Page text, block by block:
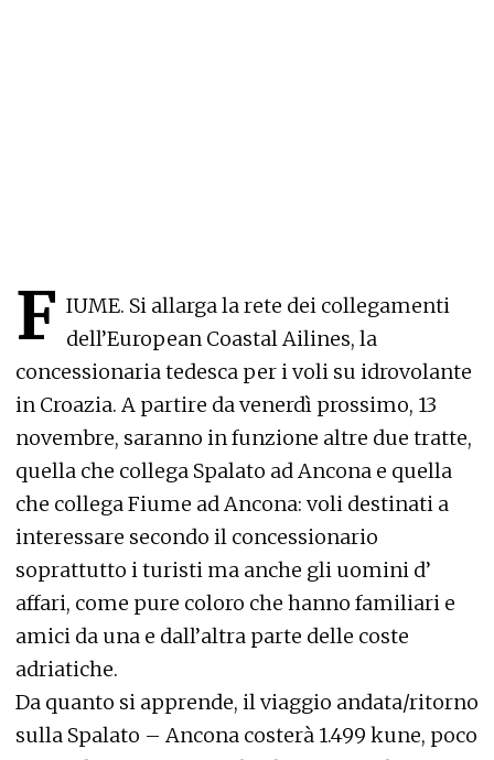
F IUME. Si allarga la rete dei collegamenti
dell’European Coastal Ailines, la
concessionaria tedesca per i voli su idrovolante
in Croazia. A partire da venerdì prossimo, 13
novembre, saranno in funzione altre due tratte,
quella che collega Spalato ad Ancona e quella
che collega Fiume ad Ancona: voli destinati a
interessare secondo il concessionario
soprattutto i turisti ma anche gli uomini d’
affari, come pure coloro che hanno familiari e
amici da una e dall’altra parte delle coste
adriatiche.
Da quanto si apprende, il viaggio andata/ritorno
sulla Spalato – Ancona costerà 1.499 kune, poco